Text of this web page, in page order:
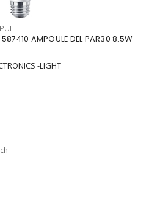
AMPOULE DEL PAR30 8.5W
-LIGHT